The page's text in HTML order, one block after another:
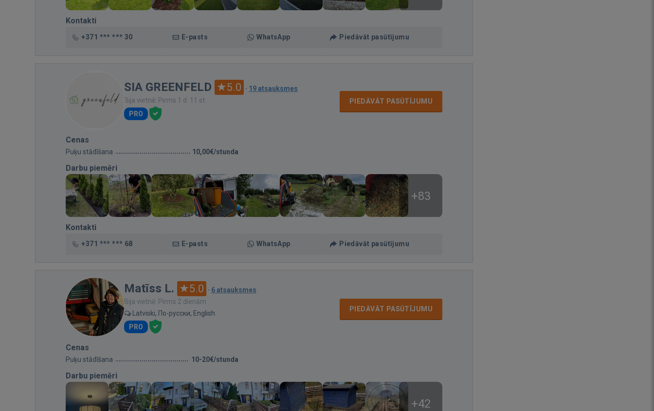
Kontakti
+371 *** *** 30 E-pasts WhatsApp Piedāvāt pasūtījumu
SIA GREENFELD 5.0 · 19 atsauksmes
Bija vietnē: Pirms 1 d. 11 st.
PRO
PIEDĀVĀT PASŪTĪJUMU
Cenas
Puķu stādīšana 10,00€/stunda
Darbu piemēri
+83
Kontakti
+371 *** *** 68 E-pasts WhatsApp Piedāvāt pasūtījumu
Matīss L. 5.0 · 6 atsauksmes
Bija vietnē: Pirms 2 dienām
Latviski, По-русски, English
PRO
PIEDĀVĀT PASŪTĪJUMU
Cenas
Puķu stādīšana 10-20€/stunda
Darbu piemēri
+42